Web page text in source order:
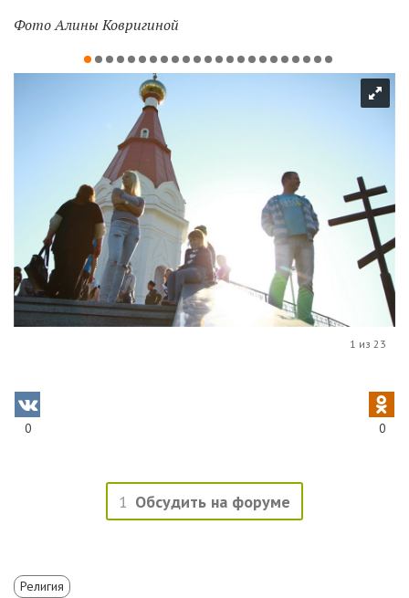
Фото Алины Ковригиной
1 из 23
0 0
1 Обсудить на форуме
Религия